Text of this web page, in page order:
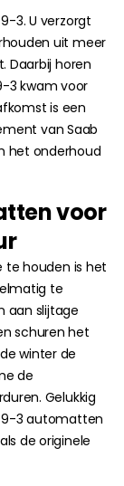
3. U verzorgt
uit meer
Daarbij horen
3 kwam voor
is een
van Saab
het onderhoud
voor
houden is het
te
aan slijtage
schuren het
winter de
de
Gelukkig
9-3 automatten
de originele